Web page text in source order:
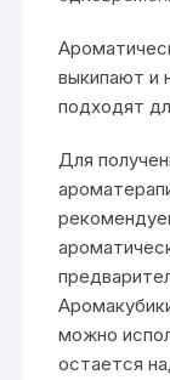
выкипают и
подходят
Для
можно
остается